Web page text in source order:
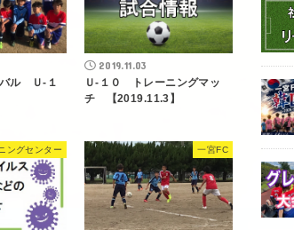
ル Ｕ-１
2019.11.03
Ｕ-１０ トレーニングマッ
チ 【2019.11.3】
ングセンター 一宮FC